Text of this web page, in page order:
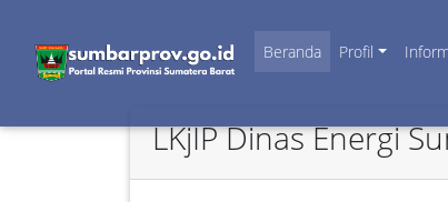
Beranda Profil
LKjIP Dinas Energi